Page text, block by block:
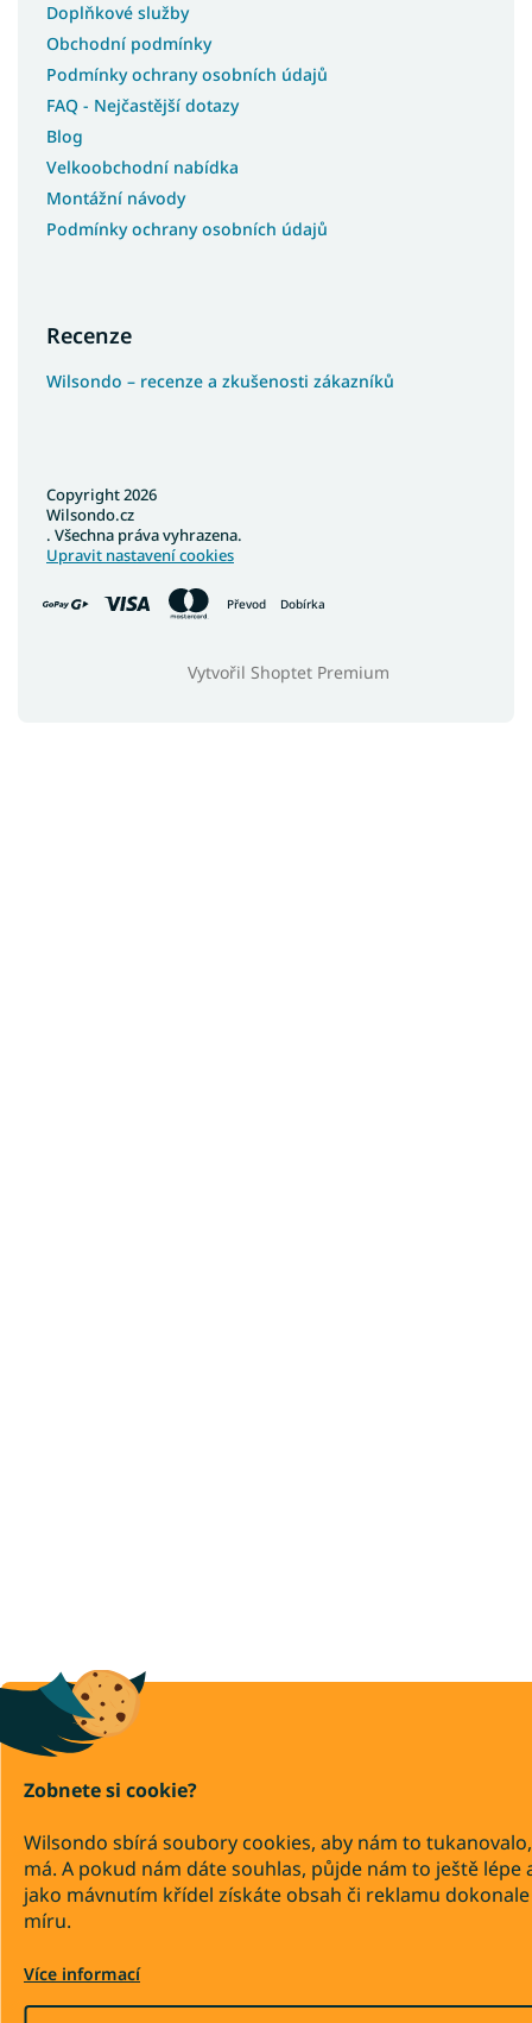
Zobnete si cookie?
Wilsondo sbírá soubory cookies, aby nám to
má. A pokud nám dáte souhlas, půjde nám to ještě lépe
jako mávnutím křídel získáte obsah či reklamu
míru.
Více informací
Doplňkové služby
Obchodní podmínky
Podmínky ochrany osobních údajů
FAQ - Nejčastější dotazy
Blog
Velkoobchodní nabídka
Montážní návody
Podmínky ochrany osobních údajů
Recenze
Wilsondo – recenze a zkušenosti zákazníků
Převod Dobírka
Vytvořil Shoptet Premium
Copyright 2026
Wilsondo.cz
. Všechna práva vyhrazena.
Upravit nastavení cookies